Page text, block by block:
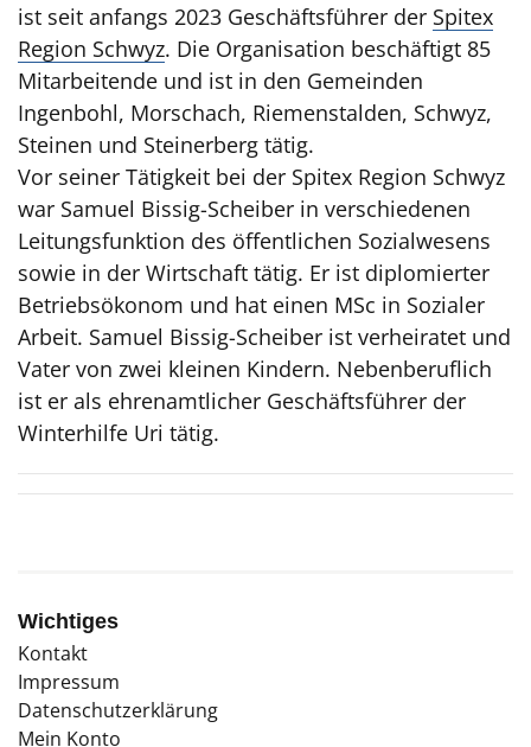
ist seit anfangs 2023 Geschäftsführer der Spitex
Region Schwyz. Die Organisation beschäftigt 85
Mitarbeitende und ist in den Gemeinden
Ingenbohl, Morschach, Riemenstalden, Schwyz,
Steinen und Steinerberg tätig.
Vor seiner Tätigkeit bei der Spitex Region Schwyz
war Samuel Bissig-Scheiber in verschiedenen
Leitungsfunktion des öffentlichen Sozialwesens
sowie in der Wirtschaft tätig. Er ist diplomierter
Betriebsökonom und hat einen MSc in Sozialer
Arbeit. Samuel Bissig-Scheiber ist verheiratet und
Vater von zwei kleinen Kindern. Nebenberuflich
ist er als ehrenamtlicher Geschäftsführer der
Winterhilfe Uri tätig.
Wichtiges
Kontakt
Impressum
Datenschutzerklärung
Mein Konto